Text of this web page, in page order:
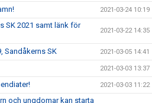
2021-03-24 10:19
SK 2021 samt länk för
2021-03-22 14:35
Sandåkerns SK 2021-03-05 14:41
2021-03-03 13:37
2021-03-03 11:22
och ungdomar kan starta